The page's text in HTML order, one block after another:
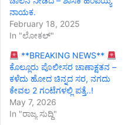
ನಾಯಕ.
February 18, 2025
In "ಲೋಕಲ್"
**BREAKING NEWS**
ಕೊಲ್ಲೂರು ಪೊಲೀಸರ ಚಾಣಾಕ್ಷತನ –
ಕಳೆದು ಹೋದ ಚಿನ್ನದ ಸರ, ನಗದು
ಕೇವಲ 2 ಗಂಟೆಗಳಲ್ಲಿ ಪತ್ತೆ..!
May 7, 2026
In "ರಾಜ್ಯ ಸುದ್ದಿ"